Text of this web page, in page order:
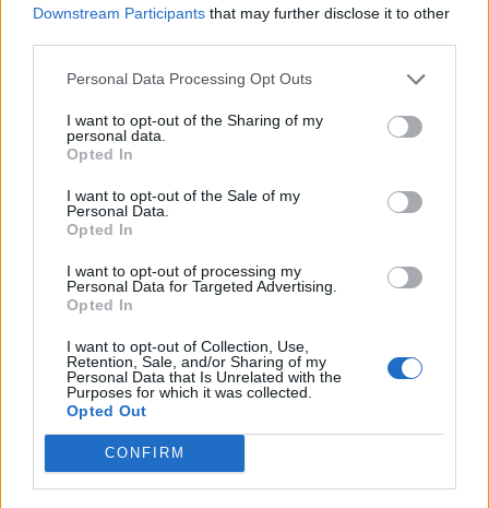
Downstream Participants that may further disclose it to other
Personal Data Processing Opt Outs
I want to opt-out of the Sharing of my
personal data.
Opted In
I want to opt-out of the Sale of my
Personal Data.
Opted In
I want to opt-out of processing my
Personal Data for Targeted Advertising.
Opted In
I want to opt-out of Collection, Use,
Retention, Sale, and/or Sharing of my
Personal Data that Is Unrelated with the
Purposes for which it was collected.
Opted Out
CONFIRM
Pedig szóltam… – Miért nem hiszünk a
A legidegesítőbb kifejezések laza
gyűjteménye
Elyna Robbs: Adéle és az örökölt árnyak
A világ legismertebb ruhái